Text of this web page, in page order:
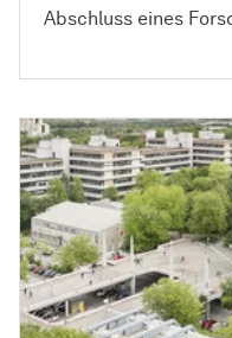
Abschluss eines